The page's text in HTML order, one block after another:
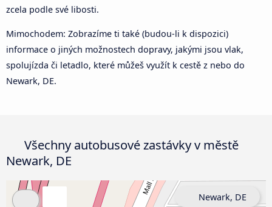
zcela podle své libosti.
Mimochodem: Zobrazíme ti také (budou-li k dispozici)
informace o jiných možnostech dopravy, jakými jsou vlak,
spolujízda či letadlo, které můžeš využít k cestě z nebo do
Newark, DE.
Všechny autobusové zastávky v městě
Newark, DE
Newark, DE